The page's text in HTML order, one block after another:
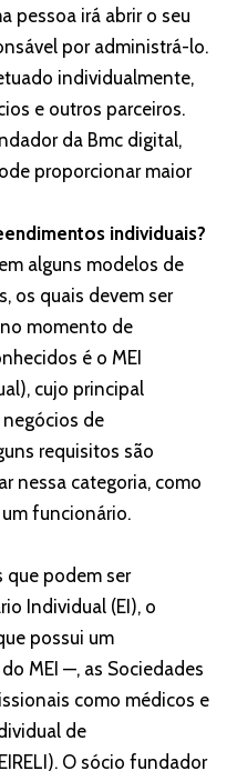
pessoa irá abrir o seu
por administrá-lo.
individualmente,
e outros parceiros.
da Bmc digital,
proporcionar maior
individuais?
alguns modelos de
os quais devem ser
momento de
é o MEI
cujo principal
de
requisitos são
nessa categoria, como
funcionário.
que podem ser
Individual (EI), o
possui um
MEI —, as Sociedades
como médicos e
de
O sócio fundador